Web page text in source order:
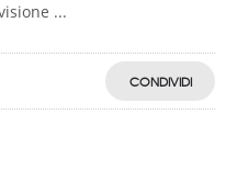
...
CONDIVIDI